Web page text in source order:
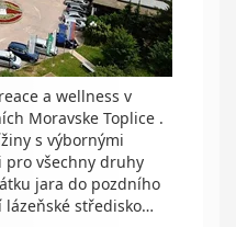
a wellness v
Moravske Toplice .
s výbornými
všechny druhy
jara do pozdního
středisko…